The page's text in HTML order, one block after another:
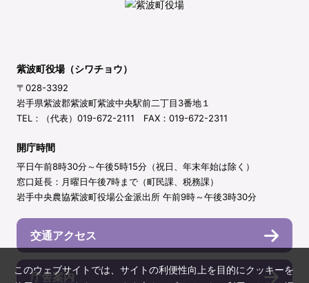
紫波町役場（シワチョウ）
〒028-3392
岩手県紫波郡紫波町紫波中央駅前二丁目3番地１
TEL：（代表）019-672-2111 FAX：019-672-2311
開庁時間
平日午前8時30分～午後5時15分（祝日、年末年始は除く）
窓口延長：月曜日午後7時まで（町民課、税務課）
岩手中央農協紫波町役場公金派出所 午前9時～午後3時30分
交通アクセス
庁舎案内
このウェブサイトでは、サイトの利便性向上を目的にクッキーを